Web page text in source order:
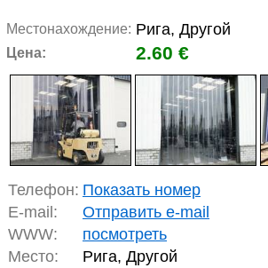
Местонахождение: Рига, Другой
Цена: 2.60 €
Телефон: Показать номер
E-mail:
Отправить e-mail
WWW:
посмотреть
Место:
Рига, Другой